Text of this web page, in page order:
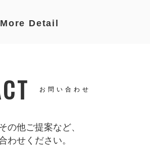
Detail
お問い合わせ
の他ご提案など、
わせください。